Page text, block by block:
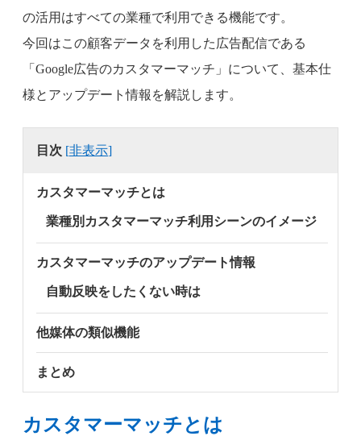
の活用はすべての業種で利用できる機能です。
今回はこの顧客データを利用した広告配信である
「Google広告のカスタマーマッチ」について、基本仕
様とアップデート情報を解説します。
目次 [非表示]
カスタマーマッチとは
業種別カスタマーマッチ利用シーンのイメージ
カスタマーマッチのアップデート情報
自動反映をしたくない時は
他媒体の類似機能
まとめ
カスタマーマッチとは